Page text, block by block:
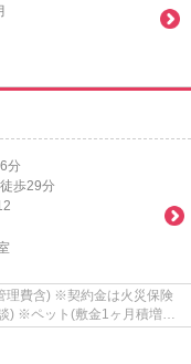
分
徒歩29分
理費含) ※契約金は火災保険
) ※ペット(敷金1ヶ月積増償